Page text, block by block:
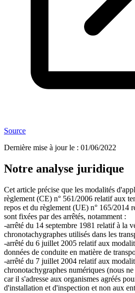
Source
Dernière mise à jour le : 01/06/2022
Notre analyse juridique
Cet article précise que les modalités
règlement (CE) n° 561/2006 relatif aux
repos et du règlement (UE) n° 165/2014
sont fixées par des arrêtés, notamment :
-arrêté du 14 septembre 1981 relatif à la
chronotachygraphes utilisés dans les
-arrêté du 6 juillet 2005 relatif aux
données de conduite en matière de
-arrêté du 7 juillet 2004 relatif aux
chronotachygraphes numériques (nous
car il s'adresse aux organismes agréés
d'installation et d'inspection et non aux